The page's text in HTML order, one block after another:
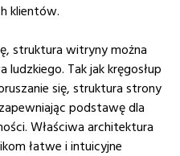
klientów.
struktura witryny można
ludzkiego. Tak jak kręgosłup
się, struktura strony
podstawę dla
Właściwa architektura
łatwe i intuicyjne